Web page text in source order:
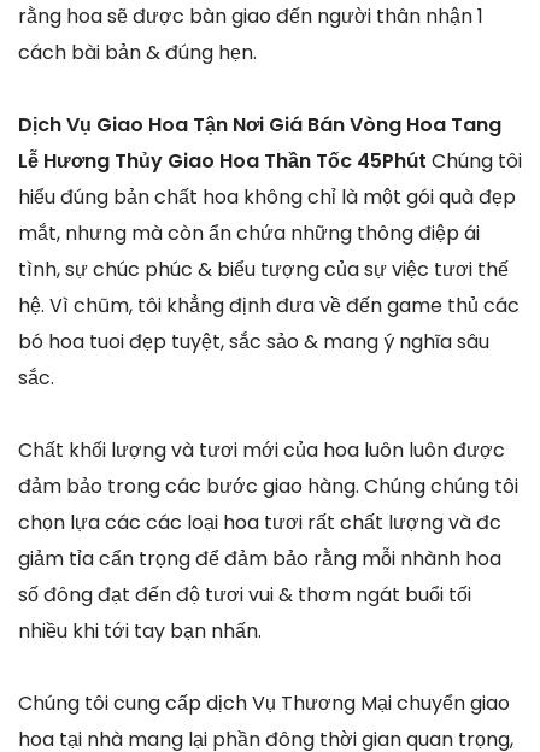
rằng hoa sẽ được bàn giao đến người thân nhận 1
cách bài bản & đúng hẹn.
Dịch Vụ Giao Hoa Tận Nơi Giá Bán Vòng Hoa Tang
Lễ Hương Thủy Giao Hoa Thần Tốc 45Phút Chúng tôi
hiểu đúng bản chất hoa không chỉ là một gói quà đẹp
mắt, nhưng mà còn ẩn chứa những thông điệp ái
tình, sự chúc phúc & biểu tượng của sự việc tươi thế
hệ. Vì chũm, tôi khẳng định đưa về đến game thủ các
bó hoa tuoi đẹp tuyệt, sắc sảo & mang ý nghĩa sâu
sắc.
Chất khối lượng và tươi mới của hoa luôn luôn được
đảm bảo trong các bước giao hàng. Chúng chúng tôi
chọn lựa các các loại hoa tươi rất chất lượng và đc
giảm tỉa cẩn trọng để đảm bảo rằng mỗi nhành hoa
số đông đạt đến độ tươi vui & thơm ngát buổi tối
nhiều khi tới tay bạn nhấn.
Chúng tôi cung cấp dịch Vụ Thương Mại chuyển giao
hoa tại nhà mang lại phần đông thời gian quan trọng,